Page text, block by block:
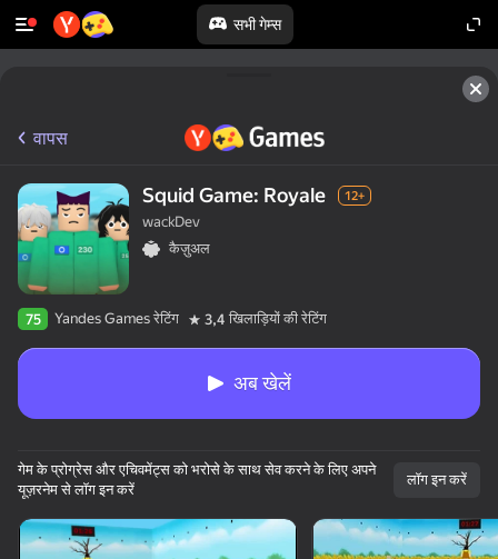
सभी गेम्स
डिवाइस घुमाएँ
वापस
Squid Game: Royale 12+
wackDev
कैज़ुअल
75 Yandes Games रेटिंग 3,4 खिलाड़ियों की रेटिंग
अब खेलें
गेम के प्रोग्रेस और एचिवमेंट्स को भरोसे के साथ सेव करने के लिए अपने
यूज़रनेम से लॉग इन करें
लॉग इन करें